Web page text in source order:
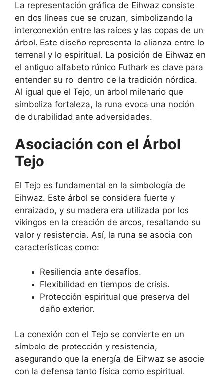
La representación gráfica de Eihwaz consiste
en dos líneas que se cruzan, simbolizando la
interconexión entre las raíces y las copas de un
árbol. Este diseño representa la alianza entre lo
terrenal y lo espiritual. La posición de Eihwaz en
el antiguo alfabeto rúnico Futhark es clave para
entender su rol dentro de la tradición nórdica.
Al igual que el Tejo, un árbol milenario que
simboliza fortaleza, la runa evoca una noción
de durabilidad ante adversidades.
Asociación con el Árbol
Tejo
El Tejo es fundamental en la simbología de
Eihwaz. Este árbol se considera fuerte y
enraizado, y su madera era utilizada por los
vikingos en la creación de arcos, resaltando su
valor y resistencia. Así, la runa se asocia con
características como:
Resiliencia ante desafíos.
Flexibilidad en tiempos de crisis.
Protección espiritual que preserva del
daño exterior.
La conexión con el Tejo se convierte en un
símbolo de protección y resistencia,
asegurando que la energía de Eihwaz se asocie
con la defensa tanto física como espiritual.